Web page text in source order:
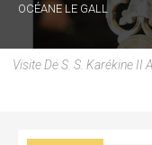
OCÉANE LE GALL
Visite De S. S. Karékine II